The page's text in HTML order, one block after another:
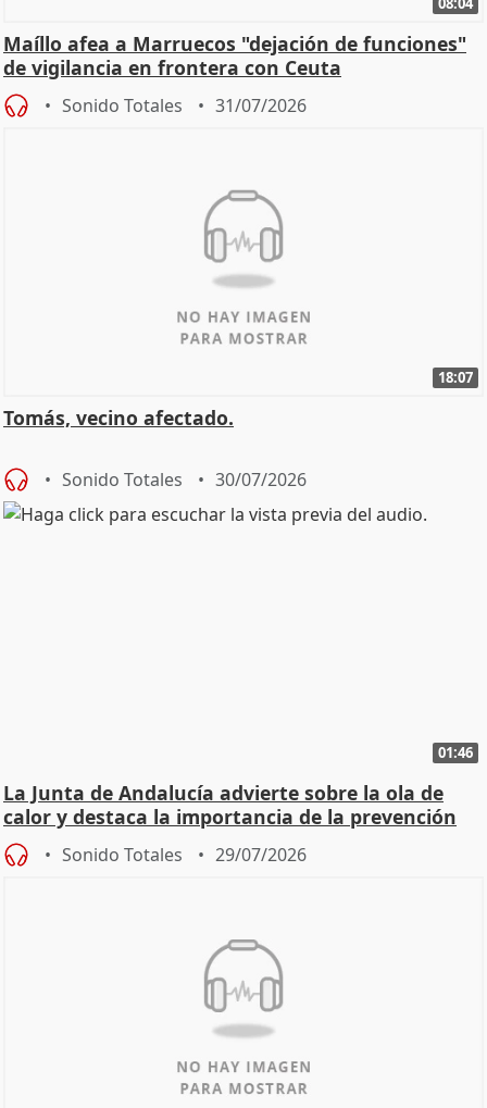
Maíllo afea a Marruecos "dejación de funciones"
de vigilancia en frontera con Ceuta
Sonido Totales 31/07/2026
18:07
Tomás, vecino afectado.
Sonido Totales 30/07/2026
01:46
La Junta de Andalucía advierte sobre la ola de
calor y destaca la importancia de la prevención
Sonido Totales 29/07/2026